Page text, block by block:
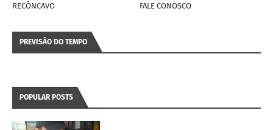
RECÔNCAVO
FALE CONOSCO
PREVISÃO DO TEMPO
POPULAR POSTS